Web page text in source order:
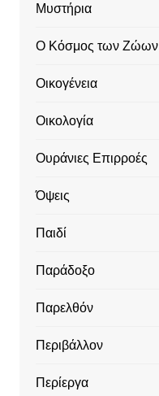
Μυστήρια
Ο Κόσμος των Ζώων
Οικογένεια
Οικολογία
Ουράνιες Επιρροές
Όψεις
Παιδί
Παράδοξο
Παρελθόν
Περιβάλλον
Περίεργα